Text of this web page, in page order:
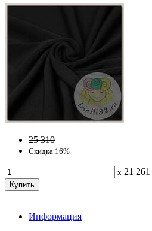
25 310
Скидка 16%
x 21 261
Информация